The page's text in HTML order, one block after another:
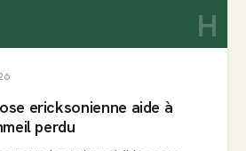
H
ericksonienne aide à
perdu